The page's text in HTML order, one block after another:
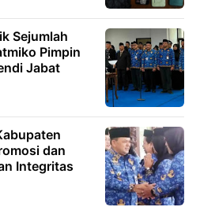
Sejumlah
Pimpin
Jabat
dan
Integritas